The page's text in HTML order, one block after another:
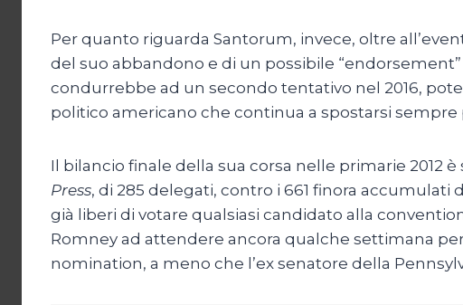
Per quanto riguarda Santorum, invece, oltre
del suo abbandono e di un possibile
condurrebbe ad un secondo tentativo nel 2016,
politico americano che continua a spostarsi sempre
Il bilancio finale della sua corsa nelle primarie 2012
Press, di 285 delegati, contro i 661 finora
già liberi di votare qualsiasi candidato alla
Romney ad attendere ancora qualche settimana
nomination, a meno che l’ex senatore della